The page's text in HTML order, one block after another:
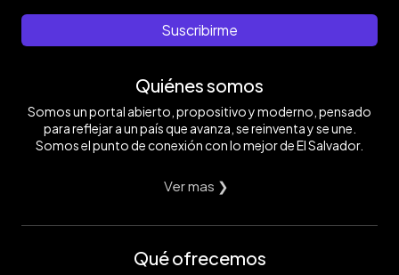
Suscribirme
Quiénes somos
Somos un portal abierto, propositivo y moderno, pensado
para reflejar a un país que avanza, se reinventa y se une.
Somos el punto de conexión con lo mejor de El Salvador.
Ver mas ❯
Qué ofrecemos